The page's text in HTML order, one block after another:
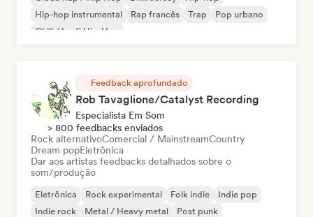
Hip-hop instrumental
Rap francês Trap
Pop urbano
Chill / Lo-fi Hip-Hop
Feedback aprofundado
Rob Tavaglione/Catalyst Recording
Especialista Em Som
> 800 feedbacks enviados
Rock alternativoComercial / MainstreamCountry
Dream popEletrônica
Dar aos artistas feedbacks detalhados sobre o
som/produção
Eletrônica Rock experimental Folk indie
Indie pop
Indie rock
Metal / Heavy metal
Post punk